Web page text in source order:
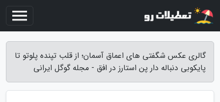
گالری عکس شگفتی های اعماق آسمان؛ از قلب تپنده پلوتو تا
پایکوبی دنباله دار پن استارز در افق - مجله گوگل ایرانی